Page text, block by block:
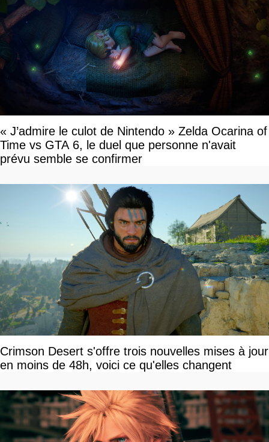
« J’admire le culot de Nintendo » Zelda Ocarina of
Time vs GTA 6, le duel que personne n'avait
prévu semble se confirmer
Crimson Desert s'offre trois nouvelles mises à jour
en moins de 48h, voici ce qu'elles changent